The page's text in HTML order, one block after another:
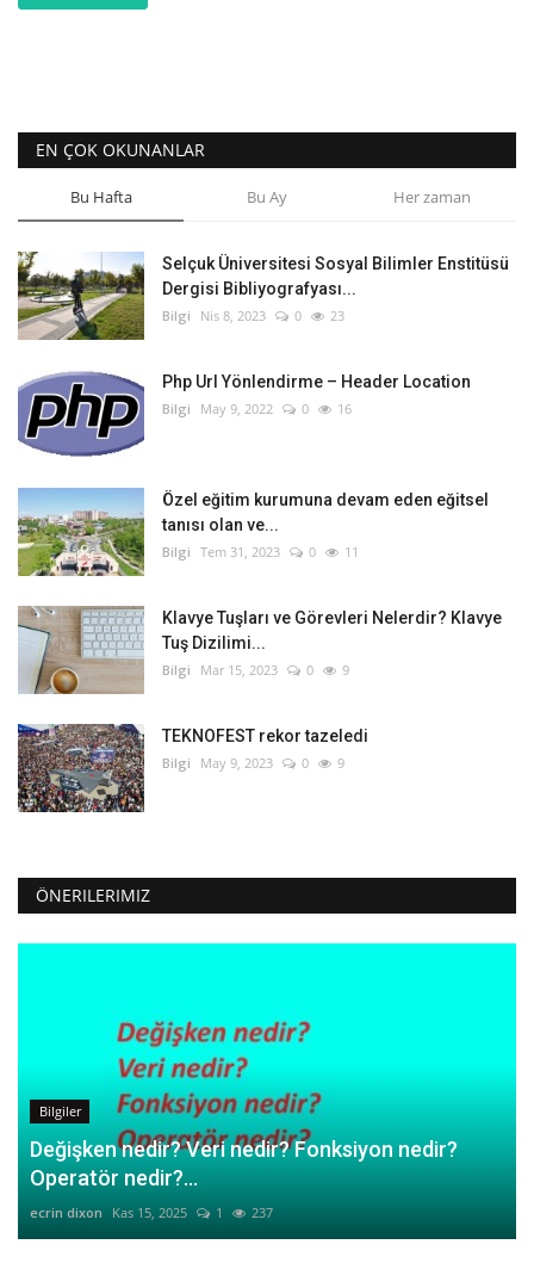
EN ÇOK OKUNANLAR
Bu Hafta Bu Ay Her zaman
Selçuk Üniversitesi Sosyal Bilimler Enstitüsü
Dergisi Bibliyografyası...
Bilgi Nis 8, 2023 0 23
Php Url Yönlendirme – Header Location
Bilgi May 9, 2022 0 16
Özel eğitim kurumuna devam eden eğitsel
tanısı olan ve...
Bilgi Tem 31, 2023 0 11
Klavye Tuşları ve Görevleri Nelerdir? Klavye
Tuş Dizilimi...
Bilgi Mar 15, 2023 0 9
TEKNOFEST rekor tazeledi
Bilgi May 9, 2023 0 9
ÖNERILERIMIZ
Bilgiler
Değişken nedir? Veri nedir? Fonksiyon nedir?
Operatör nedir?...
ecrin dixon Kas 15, 2025 1 237